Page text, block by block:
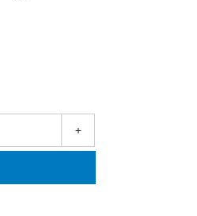
+